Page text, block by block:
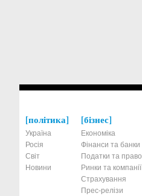
політика
Україна
Росія
Світ
Новини
бізнес
Економіка
Фінанси та банки
Податки та право
Ринки та компанії
Страхування
Прес-релізи